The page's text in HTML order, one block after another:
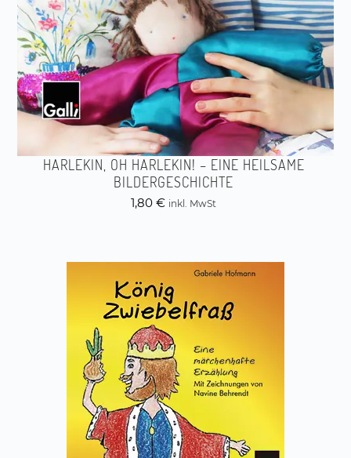
HARLEKIN, OH HARLEKIN! – EINE HEILSAME
BILDERGESCHICHTE
1,80 € inkl. MwSt